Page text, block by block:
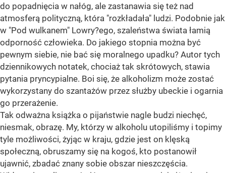
do popadnięcia w nałóg, ale zastanawia się też nad
atmosferą polityczną, która "rozkładała" ludzi. Podobnie jak
w "Pod wulkanem" Lowry?ego, szaleństwa świata łamią
odporność człowieka. Do jakiego stopnia można być
pewnym siebie, nie bać się moralnego upadku? Autor tych
dziennikowych notatek, chociaż tak skrótowych, stawia
pytania pryncypialne. Boi się, że alkoholizm może zostać
wykorzystany do szantażów przez służby ubeckie i ogarnia
go przerażenie.
Tak odważna książka o pijaństwie nagle budzi niechęć,
niesmak, obrazę. My, którzy w alkoholu utopiliśmy i topimy
tyle możliwości, żyjąc w kraju, gdzie jest on klęską
społeczną, obruszamy się na kogoś, kto postanowił
ujawnić, zbadać znany sobie obszar nieszczęścia.